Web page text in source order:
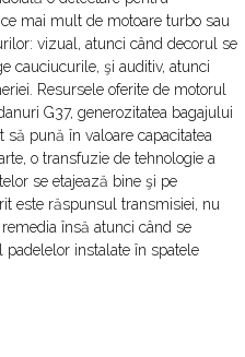
mai mult de motoare turbo sau
vizual, atunci când decorul se
cauciucurile, şi auditiv, atunci
Resursele oferite de motorul
G37, generozitatea bagajului
pună în valoare capacitatea
o transfuzie de tehnologie a
se etajează bine şi pe
este răspunsul transmisiei, nu
însă atunci când se
instalate în spatele